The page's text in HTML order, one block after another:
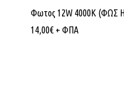
Φωτoς 12W 4000K (ΦΩΣ
14,00€ + ΦΠΑ